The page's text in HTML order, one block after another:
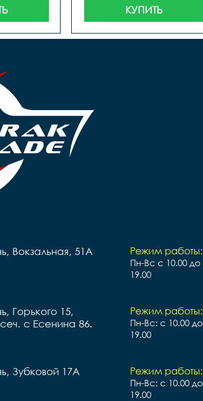
КУПИТЬ
Режим работы:
Пн-Вс с 10.00 до
19.00
Вокзальная, 51А
Режим работы:
Пн-Вс: с 10.00 до
19.00
Горького 15,
с Есенина 86.
Режим работы:
Пн-Вс: с 10.00 до
19.00
Зубковой 17А